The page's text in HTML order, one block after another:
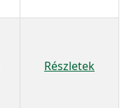
Részletek